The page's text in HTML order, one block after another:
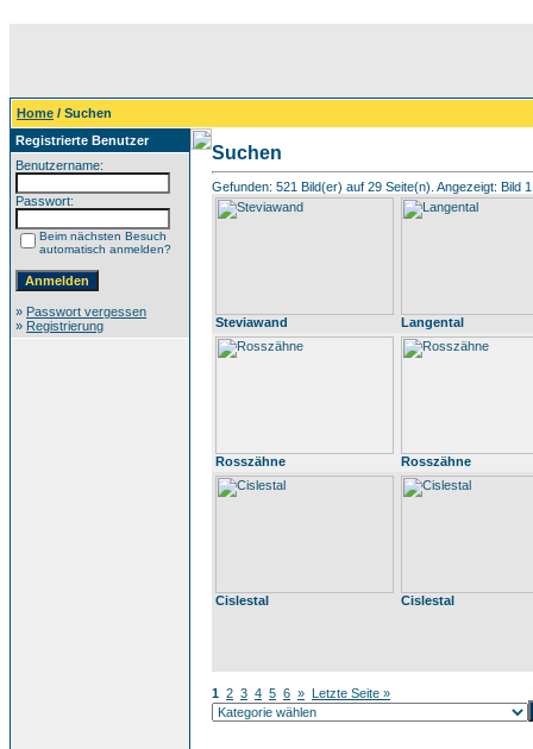
Home / Suchen
Registrierte Benutzer
Benutzername:
Passwort:
Beim nächsten Besuch
automatisch anmelden?
» Passwort vergessen
» Registrierung
Suchen
Gefunden: 521 Bild(er) auf 29 Seite(n). Angezeigt: Bild
Steviawand Langental
Rosszähne Rosszähne
Cislestal Cislestal
1 2 3 4 5 6 » Letzte Seite »